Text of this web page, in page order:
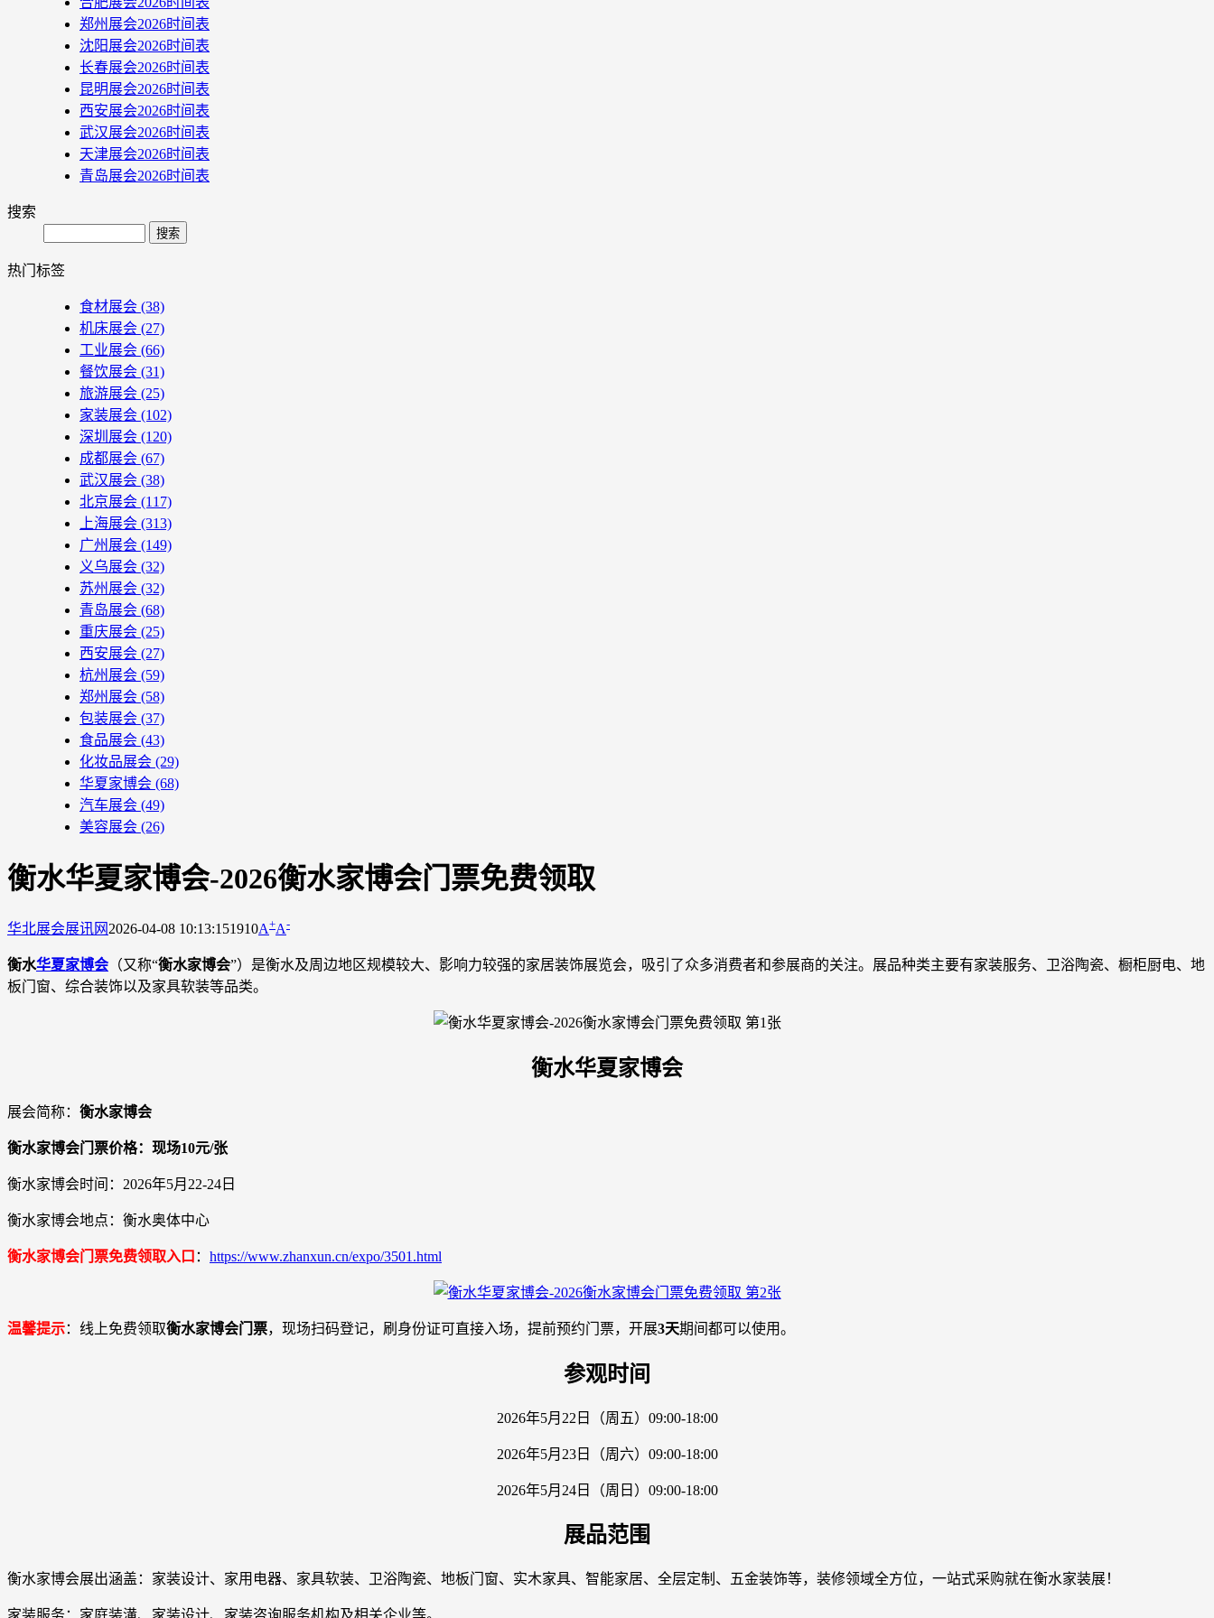
郑州展会2026时间表
沈阳展会2026时间表
长春展会2026时间表
昆明展会2026时间表
西安展会2026时间表
武汉展会2026时间表
天津展会2026时间表
青岛展会2026时间表
搜索
Search
热门标签
食材展会 (38)
机床展会 (27)
工业展会 (66)
餐饮展会 (31)
旅游展会 (25)
家装展会 (102)
深圳展会 (120)
成都展会 (67)
武汉展会 (38)
北京展会 (117)
上海展会 (313)
广州展会 (149)
义乌展会 (32)
苏州展会 (32)
青岛展会 (68)
重庆展会 (25)
西安展会 (27)
杭州展会 (59)
郑州展会 (58)
包装展会 (37)
食品展会 (43)
化妆品展会 (29)
华夏家博会 (68)
汽车展会 (49)
美容展会 (26)
衡水华夏家博会-2026衡水家博会门票免费领取
华北展会展讯网 2026-04-08 10:13:151910A+A-
衡水华夏家博会 （又称“衡水家博会”）是衡水及周边地区规模较大、影响力较强的家居装饰展览会，吸引了众多消费者和参展商的关注。展品种类主要有家装服务、卫浴陶瓷、橱柜厨电、地
板门窗、综合装饰以及家具软装等品类。
衡水华夏家博会
展会简称： 衡水家博会
衡水家博会门票价格：现场10元/张
衡水家博会时间：2026年5月22-24日
衡水家博会地点：衡水奥体中心
衡水家博会门票免费领取入口 ： https://www.zhanxun.cn/expo/3501.html
温馨提示：线上免费领取衡水家博会门票，现场扫码登记，刷身份证可直接入场，提前预约门票，开展3天期间都可以使用。
参观时间
2026年5月22日（周五）09:00-18:00
2026年5月23日（周六）09:00-18:00
2026年5月24日（周日）09:00-18:00
展品范围
衡水家博会展出涵盖：家装设计、家用电器、家具软装、卫浴陶瓷、地板门窗、实木家具、智能家居、全层定制、五金装饰等，装修领域全方位，一站式采购就在衡水家装展！